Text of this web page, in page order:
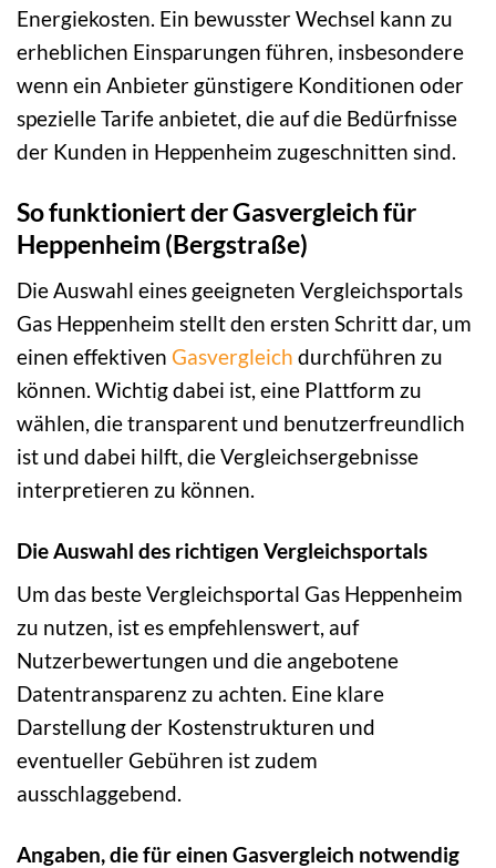
Energiekosten. Ein bewusster Wechsel kann zu
erheblichen Einsparungen führen, insbesondere
wenn ein Anbieter günstigere Konditionen oder
spezielle Tarife anbietet, die auf die Bedürfnisse
der Kunden in Heppenheim zugeschnitten sind.
So funktioniert der Gasvergleich für
Heppenheim (Bergstraße)
Die Auswahl eines geeigneten Vergleichsportals
Gas Heppenheim stellt den ersten Schritt dar, um
einen effektiven Gasvergleich durchführen zu
können. Wichtig dabei ist, eine Plattform zu
wählen, die transparent und benutzerfreundlich
ist und dabei hilft, die Vergleichsergebnisse
interpretieren zu können.
Die Auswahl des richtigen Vergleichsportals
Um das beste Vergleichsportal Gas Heppenheim
zu nutzen, ist es empfehlenswert, auf
Nutzerbewertungen und die angebotene
Datentransparenz zu achten. Eine klare
Darstellung der Kostenstrukturen und
eventueller Gebühren ist zudem
ausschlaggebend.
Angaben, die für einen Gasvergleich notwendig